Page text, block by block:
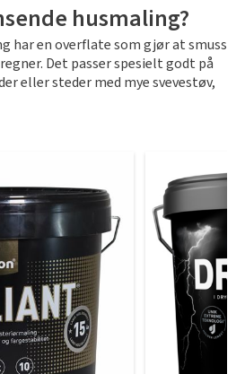
husmaling?
har en overflate som gjør at smuss
Det passer spesielt godt på
eller steder med mye svevestøv,